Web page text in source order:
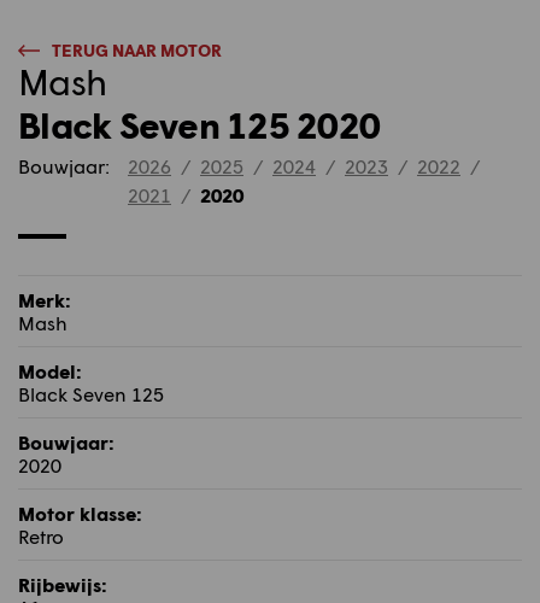
TERUG NAAR MOTOR
Mash
Black Seven 125 2020
Bouwjaar: 2026 / 2025 / 2024 / 2023 / 2022 /
2021
/ 2020
Merk:
Mash
Model:
Black Seven 125
Bouwjaar:
2020
Motor klasse:
Retro
Rijbewijs: